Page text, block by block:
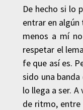
De hecho si lo
entrar en
menos a mí
respetar el
fe que así es.
sido una
lo llega a ser.
de ritmo, entre